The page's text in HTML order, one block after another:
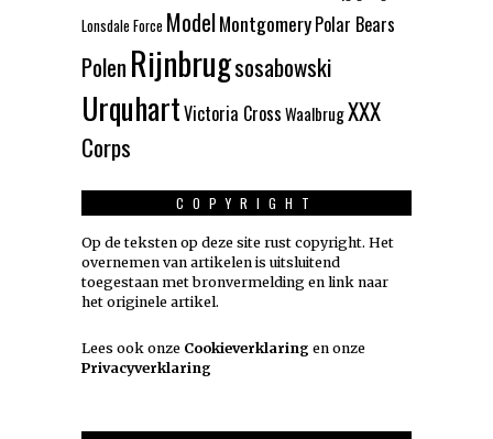
Lonsdale Force ModelMontgomeryPolar Bears
PolenRijnbrugsosabowski
UrquhartVictoria CrossWaalbrugXXX
Corps
COPYRIGHT
Op de teksten op deze site rust copyright. Het
overnemen van artikelen is uitsluitend
toegestaan met bronvermelding en link naar
het originele artikel.
Lees ook onze Cookieverklaring en onze
Privacyverklaring